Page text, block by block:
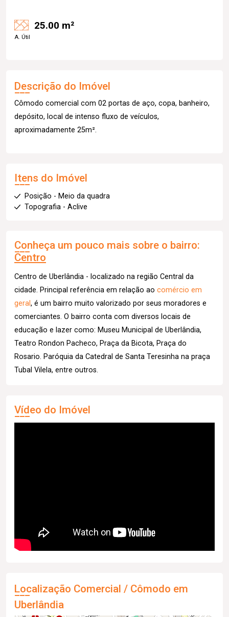
25.00 m²
A. Útil
Descrição do Imóvel
Cômodo comercial com 02 portas de aço, copa, banheiro,
depósito, local de intenso fluxo de veículos,
aproximadamente 25m².
Itens do Imóvel
Posição - Meio da quadra
Topografia - Aclive
Conheça um pouco mais sobre o bairro:
Centro
Centro de Uberlândia - localizado na região Central da
cidade. Principal referência em relação ao comércio em
geral, é um bairro muito valorizado por seus moradores e
comerciantes. O bairro conta com diversos locais de
educação e lazer como: Museu Municipal de Uberlândia,
Teatro Rondon Pacheco, Praça da Bicota, Praça do
Rosario. Paróquia da Catedral de Santa Teresinha na praça
Tubal Vilela, entre outros.
Vídeo do Imóvel
Localização Comercial / Cômodo em
Uberlândia